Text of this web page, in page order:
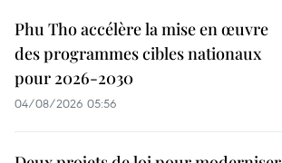
Phu Tho accélère la mise en œuvre
des programmes cibles nationaux
pour 2026-2030
04/08/2026 05:56